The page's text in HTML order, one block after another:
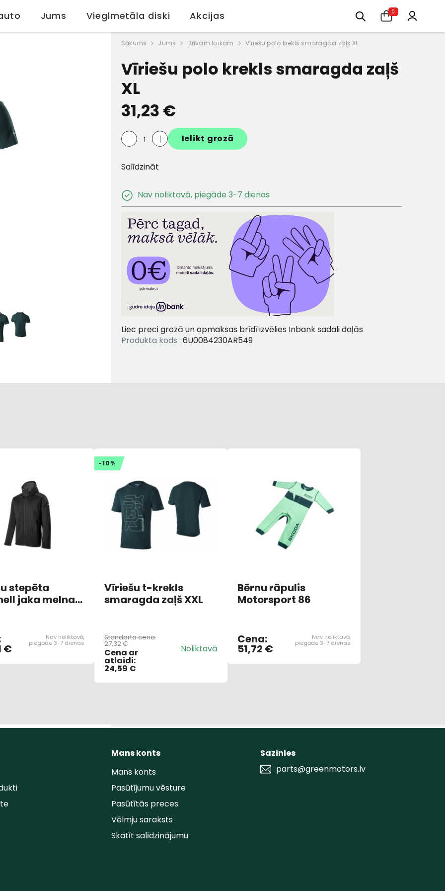
Jums Vieglmetāla diski Akcijas 0
Sākums Jums Brīvam laikam Vīriešu polo krekls smaragda zaļš XL
Vīriešu polo krekls smaragda zaļš
XL
31,23 €
Ielikt grozā
Salīdzināt
Nav noliktavā, piegāde 3-7 dienas
Liec preci grozā un apmaksas brīdī izvēlies Inbank sadali daļās
Produkta kods : 6U0084230AR549
stepēta
jaka melna
€
Nav noliktavā,
piegāde 3-7 dienas
-10%
Vīriešu t-krekls
smaragda zaļš XXL
Standarta cena:
27,32 €
Cena ar
atlaidi:
24,59 €
Noliktavā
Bērnu rāpulis
Motorsport 86
Cena:
51,72 €
Nav noliktavā,
piegāde 3-7 dienas
Mans konts
Mans konts
Pasūtījumu vēsture
Pasūtītās preces
Vēlmju saraksts
Skatīt salīdzinājumu
Sazinies
parts@greenmotors.lv
R19